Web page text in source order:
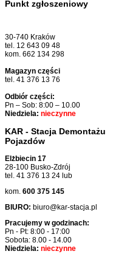
Punkt zgłoszeniowy
30-740 Kraków
tel. 12 643 09 48
kom. 662 134 298
Magazyn części
tel. 41 376 13 76
Odbiór części:
Pn – Sob: 8:00 – 10.00
Niedziela: nieczynne
KAR - Stacja Demontażu
Pojazdów
Elżbiecin 17
28-100 Busko-Zdrój
tel. 41 376 13 24 lub
kom. 600 375 145
BIURO: biuro@kar-stacja.pl
Pracujemy w godzinach:
Pn - Pt: 8:00 - 17:00
Sobota: 8.00 - 14.00
Niedziela: nieczynne